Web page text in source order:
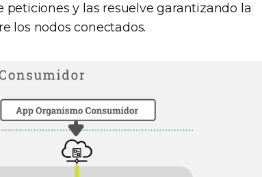
peticiones y las resuelve garantizando la
los nodos conectados.